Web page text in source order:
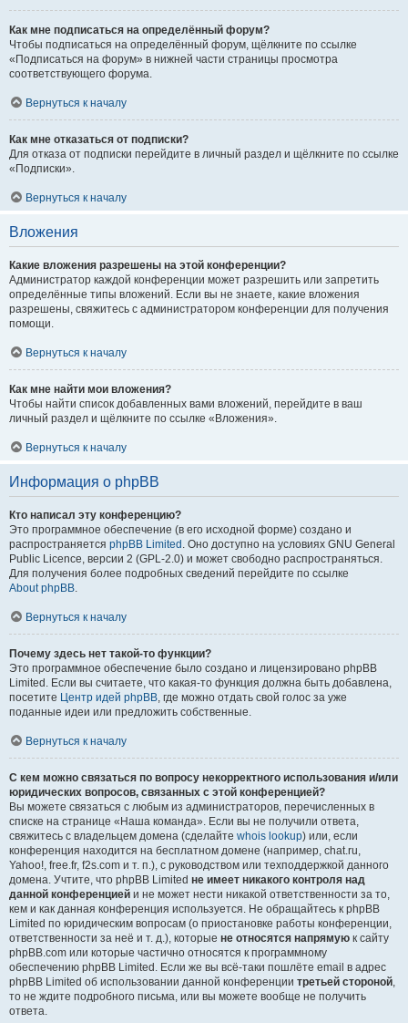
Как мне подписаться на определённый форум?
Чтобы подписаться на определённый форум, щёлкните по ссылке
«Подписаться на форум» в нижней части страницы просмотра
соответствующего форума.
Вернуться к началу
Как мне отказаться от подписки?
Для отказа от подписки перейдите в личный раздел и щёлкните по ссылке
«Подписки».
Вернуться к началу
Вложения
Какие вложения разрешены на этой конференции?
Администратор каждой конференции может разрешить или запретить
определённые типы вложений. Если вы не знаете, какие вложения
разрешены, свяжитесь с администратором конференции для получения
помощи.
Вернуться к началу
Как мне найти мои вложения?
Чтобы найти список добавленных вами вложений, перейдите в ваш
личный раздел и щёлкните по ссылке «Вложения».
Вернуться к началу
Информация о phpBB
Кто написал эту конференцию?
Это программное обеспечение (в его исходной форме) создано и
распространяется phpBB Limited . Оно доступно на условиях GNU General
Public Licence, версии 2 (GPL-2.0) и может свободно распространяться.
Для получения более подробных сведений перейдите по ссылке
About phpBB.
Вернуться к началу
Почему здесь нет такой-то функции?
Это программное обеспечение было создано и лицензировано phpBB
Limited. Если вы считаете, что какая-то функция должна быть добавлена,
посетите Центр идей phpBB, где можно отдать свой голос за уже
поданные идеи или предложить собственные.
Вернуться к началу
С кем можно связаться по вопросу некорректного использования и/или
юридических вопросов, связанных с этой конференцией?
Вы можете связаться с любым из администраторов, перечисленных в
списке на странице «Наша команда». Если вы не получили ответа,
свяжитесь с владельцем домена (сделайте whois lookup) или, если
конференция находится на бесплатном домене (например, chat.ru,
Yahoo!, free.fr, f2s.com и т. п.), с руководством или техподдержкой данного
домена. Учтите, что phpBB Limited не имеет никакого контроля над
данной конференцией и не может нести никакой ответственности за то,
кем и как данная конференция используется. Не обращайтесь к phpBB
Limited по юридическим вопросам (о приостановке работы конференции,
ответственности за неё и т. д.), которые не относятся напрямую к сайту
phpBB.com или которые частично относятся к программному
обеспечению phpBB Limited. Если же вы всё-таки пошлёте email в адрес
phpBB Limited об использовании данной конференции третьей стороной,
то не ждите подробного письма, или вы можете вообще не получить
ответа.